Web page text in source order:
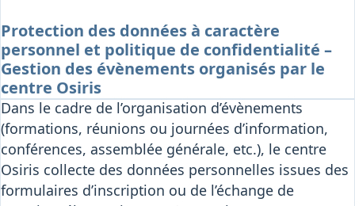
Protection des données à caractère
personnel et politique de confidentialité –
Gestion des évènements organisés par le
centre Osiris
Dans le cadre de l’organisation d’évènements
(formations, réunions ou journées d’information,
conférences, assemblée générale, etc.), le centre
Osiris collecte des données personnelles issues des
formulaires d’inscription ou de l’échange de